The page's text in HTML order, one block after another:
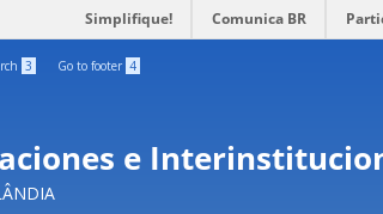
Simplifique! Comunica BR
3 Go to footer 4
e